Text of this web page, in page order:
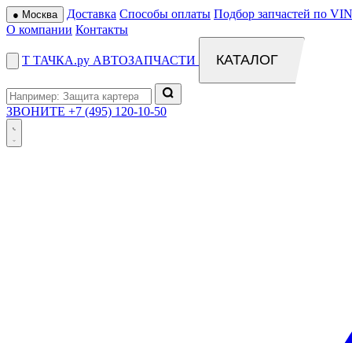
● Москва Доставка Способы оплаты Подбор запчастей по
О компании Контакты
Т ТАЧКА.ру АВТОЗАПЧАСТИ КАТАЛОГ
ЗВОНИТЕ +7 (495) 120-10-50